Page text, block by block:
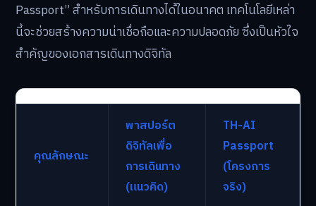
Passport” สำหรับการเดินทางได้ในอนาคต เทคโนโลยีเหล่า
นี้จะช่วยสร้างความน่าเชื่อถือและความปลอดภัย ซึ่งเป็นหัวใจ
สำคัญของเอกสารเดินทางดิจิทัล
คุณลักษณะ
พาสปอร์ต
ดิจิทัลเพื่อ
การเดินทาง
(แนวคิด)
TH-AI
Passport
(โครงการ
จริง)